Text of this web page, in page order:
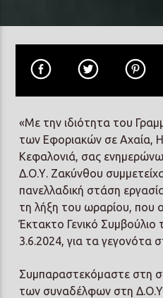
«Με την ιδιότητα του
των Εφοριακών σε Αχαία,
Κεφαλονιά, σας ενημερώνω
Δ.Ο.Υ. Ζακύνθου
πανελλαδική στάση
τη λήξη του ωραρίου,
Έκτακτο Γενικό
3.6.2024, για τα γεγονότα
Συμπαραστεκόμαστε στη
των συναδέλφων στη Δ.Ο.Υ.